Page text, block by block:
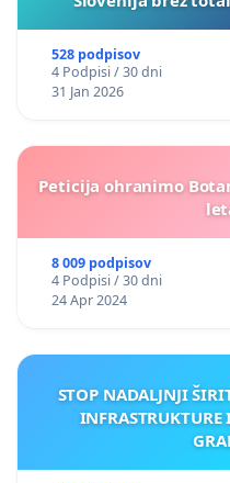
528 podpisov
4 Podpisi / 30 dni
31 Jan 2026
Peticija ohranimo
8 009 podpisov
4 Podpisi / 30 dni
24 Apr 2024
STOP NADALJNJI